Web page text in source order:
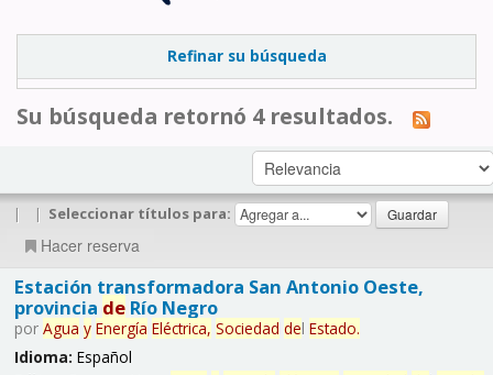
Refinar su búsqueda
Su búsqueda retornó 4 resultados.
| | Seleccionar títulos para:
Hacer reserva
Estación transformadora San Antonio Oeste,
provincia deRío Negro
por Agua y Energía Eléctrica, Sociedad del Estado.
Idioma: Español